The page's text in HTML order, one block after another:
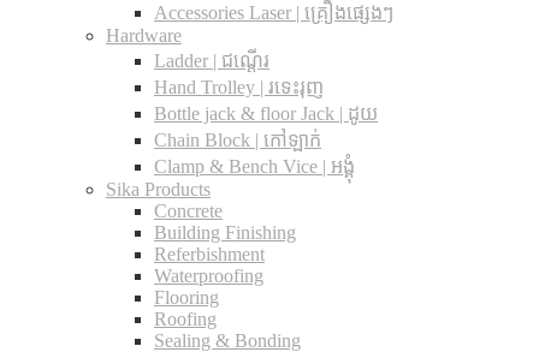
Accessories Laser | គ្រឿងផ្សេងៗ
Hardware
Ladder | ជណ្តើរ
Hand Trolley | រទេះរុញ
Bottle jack & floor Jack​ | ដូយ
Chain Block | កៅឡាក់
Clamp & Bench Vice | អង្គុំ
Sika Products
Concrete
Building Finishing
Referbishment
Waterproofing
Flooring
Roofing
Sealing & Bonding